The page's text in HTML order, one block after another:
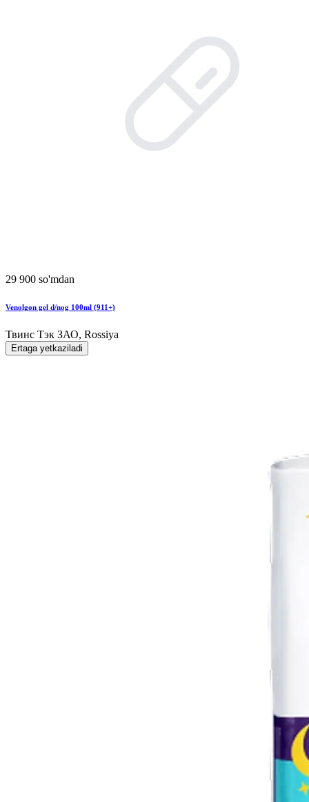
29 900 so'mdan
Venolgon gel d/nog 100ml (911+)
Твинс Тэк ЗАО, Rossiya
Ertaga yetkaziladi